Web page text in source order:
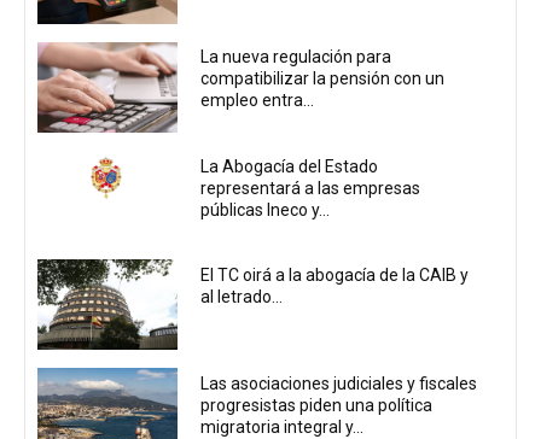
La nueva regulación para
compatibilizar la pensión con un
empleo entra...
La Abogacía del Estado
representará a las empresas
públicas Ineco y...
El TC oirá a la abogacía de la CAIB y
al letrado...
Las asociaciones judiciales y fiscales
progresistas piden una política
migratoria integral y...